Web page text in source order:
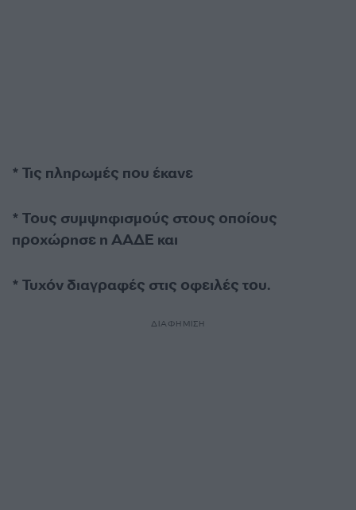
* Τις πληρωμές που έκανε
* Τους συμψηφισμούς στους οποίους
προχώρησε η ΑΑΔΕ και
* Τυχόν διαγραφές στις οφειλές του.
ΔΙΑΦΗΜΙΣΗ